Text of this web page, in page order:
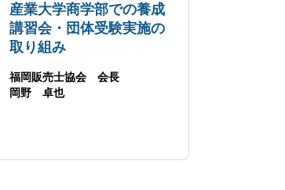
産業大学商学部での養成
講習会・団体受験実施の
取り組み
福岡販売士協会 会長
岡野 卓也